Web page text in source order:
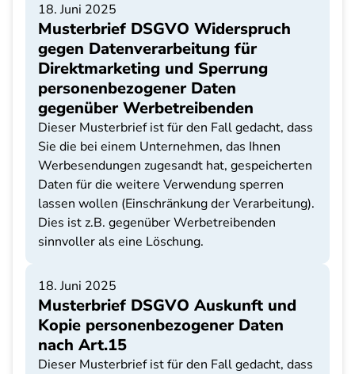
18. Juni 2025
Musterbrief DSGVO Widerspruch
gegen Datenverarbeitung für
Direktmarketing und Sperrung
personenbezogener Daten
gegenüber Werbetreibenden
Dieser Musterbrief ist für den Fall gedacht, dass
Sie die bei einem Unternehmen, das Ihnen
Werbesendungen zugesandt hat, gespeicherten
Daten für die weitere Verwendung sperren
lassen wollen (Einschränkung der Verarbeitung).
Dies ist z.B. gegenüber Werbetreibenden
sinnvoller als eine Löschung.
18. Juni 2025
Musterbrief DSGVO Auskunft und
Kopie personenbezogener Daten
nach Art.15
Dieser Musterbrief ist für den Fall gedacht, dass